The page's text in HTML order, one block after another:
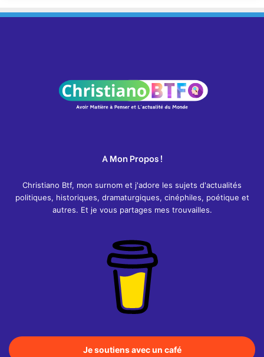
A Mon Propos !
Christiano Btf, mon surnom et j'adore les sujets d'actualités
politiques, historiques, dramaturgiques, cinéphiles, poétique et
autres. Et je vous partages mes trouvailles.
Je soutiens avec un café